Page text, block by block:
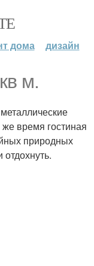
дома дизайн
м.
время гостиная
природных